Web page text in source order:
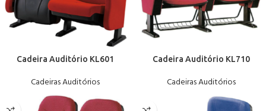
Cadeira Auditório KL601
Cadeiras Auditórios
Cadeira Auditório KL710
Cadeiras Auditórios